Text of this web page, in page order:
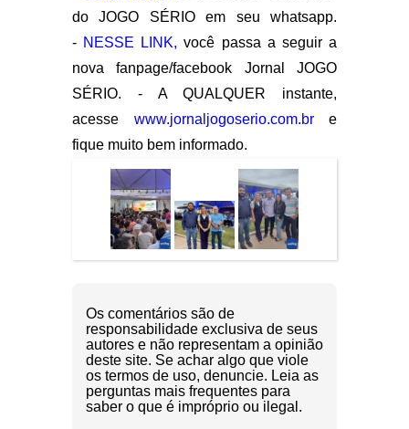
do JOGO SÉRIO em seu whatsapp.
- NESSE LINK, você passa a seguir a
nova fanpage/facebook Jornal JOGO
SÉRIO. - A QUALQUER instante,
acesse www.jornaljogoserio.com.bre
fique muito bem informado.
Os comentários são de
responsabilidade exclusiva de seus
autores e não representam a opinião
deste site. Se achar algo que viole
os termos de uso, denuncie. Leia as
perguntas mais frequentes para
saber o que é impróprio ou ilegal.